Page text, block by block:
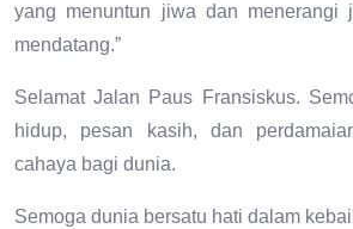
yang menuntun jiwa dan menerangi
mendatang.”
Selamat Jalan Paus Fransiskus.
hidup, pesan kasih, dan
cahaya bagi dunia.
Semoga dunia bersatu hati dalam